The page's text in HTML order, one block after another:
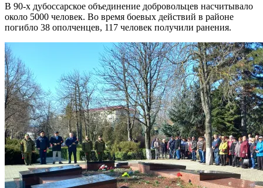
В 90-х дубоссарское объединение добровольцев насчитывало
около 5000 человек. Во время боевых действий в районе
погибло 38 ополченцев, 117 человек получили ранения.